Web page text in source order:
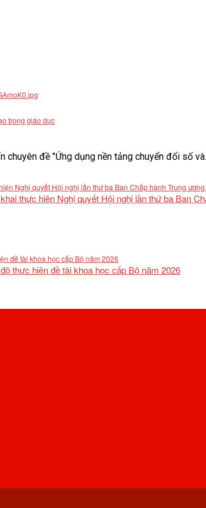
trong giáo dục
đề "Ứng dụng nền tảng chuyển đổi số
thực hiện Nghị quyết Hội nghị lần thứ ba Ban
thực hiện đề tài khoa học cấp Bộ năm 2026